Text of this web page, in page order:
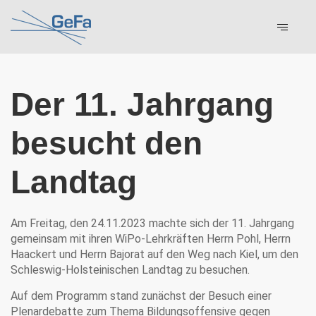
Der 11. Jahrgang
besucht den
Landtag
Am Freitag, den 24.11.2023 machte sich der 11. Jahrgang
gemeinsam mit ihren WiPo-Lehrkräften Herrn Pohl, Herrn
Haackert und Herrn Bajorat auf den Weg nach Kiel, um den
Schleswig-Holsteinischen Landtag zu besuchen.
Auf dem Programm stand zunächst der Besuch einer
Plenardebatte zum Thema Bildungsoffensive gegen